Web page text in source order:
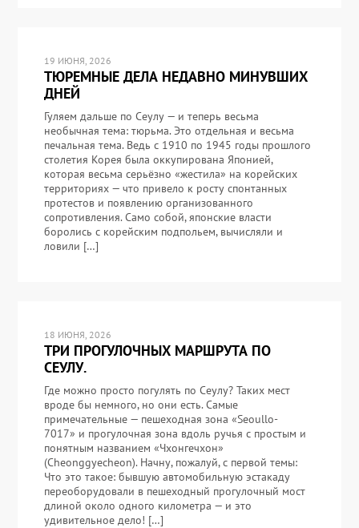
19 ИЮНЯ, 2026
ТЮРЕМНЫЕ ДЕЛА НЕДАВНО МИНУВШИХ
ДНЕЙ
Гуляем дальше по Сеулу — и теперь весьма
необычная тема: тюрьма. Это отдельная и весьма
печальная тема. Ведь с 1910 по 1945 годы прошлого
столетия Корея была оккупирована Японией,
которая весьма серьёзно «жестила» на корейских
территориях — что привело к росту спонтанных
протестов и появлению организованного
сопротивления. Само собой, японские власти
боролись с корейским подпольем, вычисляли и
ловили […]
18 ИЮНЯ, 2026
ТРИ ПРОГУЛОЧНЫХ МАРШРУТА ПО
СЕУЛУ.
Где можно просто погулять по Сеулу? Таких мест
вроде бы немного, но они есть. Самые
примечательные — пешеходная зона «Seoullo-
7017» и прогулочная зона вдоль ручья с простым и
понятным названием «Чхонгечхон»
(Cheonggyecheon). Начну, пожалуй, с первой темы:
Что это такое: бывшую автомобильную эстакаду
переоборудовали в пешеходный прогулочный мост
длиной около одного километра — и это
удивительное дело! […]